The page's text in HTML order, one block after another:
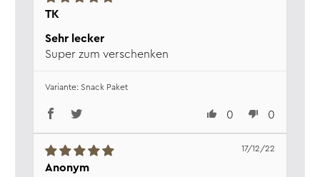
Snack für gemütliche Abendende auf der Couch, den
zwischendurch. Entdecken Sie außerdem noch weitere
Verwendungsideen dieser Spezialitäten auf den
Verantw. Lebensmittel­
unternehmen:
Wajos GmbH, Zur Höhe 1, D-56812
Dohr, www.wajos.de
TK
Sehr lecker
Super zum verschenken
0 0
Snack Paket
Anonym
17/12/22